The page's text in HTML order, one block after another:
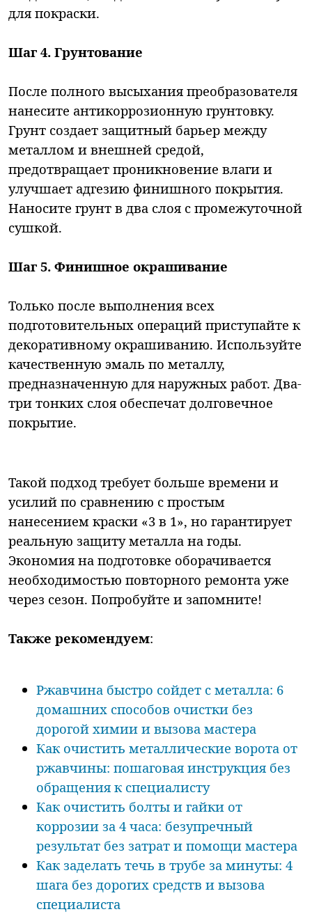
для покраски.
Шаг 4. Грунтование
После полного высыхания преобразователя
нанесите антикоррозионную грунтовку.
Грунт создает защитный барьер между
металлом и внешней средой,
предотвращает проникновение влаги и
улучшает адгезию финишного покрытия.
Наносите грунт в два слоя с промежуточной
сушкой.
Шаг 5. Финишное окрашивание
Только после выполнения всех
подготовительных операций приступайте к
декоративному окрашиванию. Используйте
качественную эмаль по металлу,
предназначенную для наружных работ. Два-
три тонких слоя обеспечат долговечное
покрытие.
Такой подход требует больше времени и
усилий по сравнению с простым
нанесением краски «3 в 1», но гарантирует
реальную защиту металла на годы.
Экономия на подготовке оборачивается
необходимостью повторного ремонта уже
через сезон. Попробуйте и запомните!
Также рекомендуем:
Ржавчина быстро сойдет с металла: 6
домашних способов очистки без
дорогой химии и вызова мастера
Как очистить металлические ворота от
ржавчины: пошаговая инструкция без
обращения к специалисту
Как очистить болты и гайки от
коррозии за 4 часа: безупречный
результат без затрат и помощи мастера
Как заделать течь в трубе за минуты: 4
шага без дорогих средств и вызова
специалиста